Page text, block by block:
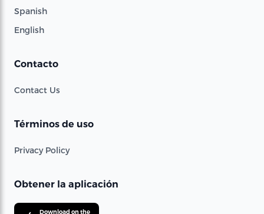
Spanish
English
Contacto
Contact Us
Términos de uso
Privacy Policy
Obtener la aplicación
Download on the